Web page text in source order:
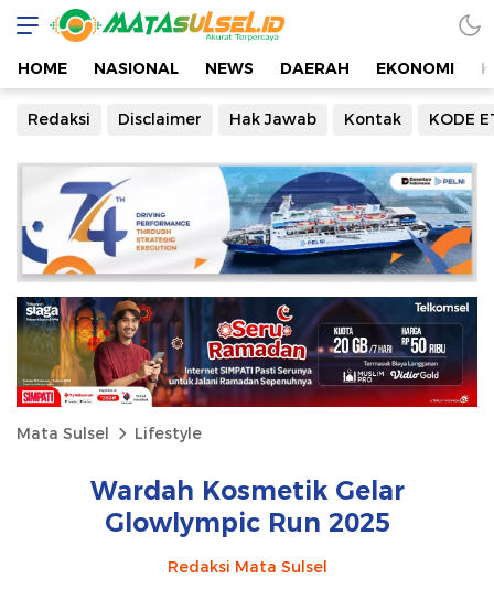
HOME NASIONAL NEWS DAERAH EKONOMI
Redaksi Disclaimer Hak Jawab Kontak KODE
Mata Sulsel Lifestyle
Wardah Kosmetik Gelar
Glowlympic Run 2025
Redaksi Mata Sulsel